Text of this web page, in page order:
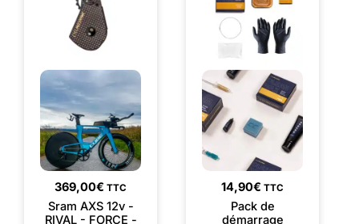
369,00€ TTC
Sram AXS 12v -
RIVAL - FORCE -
14,90€ TTC
Pack de
démarrage